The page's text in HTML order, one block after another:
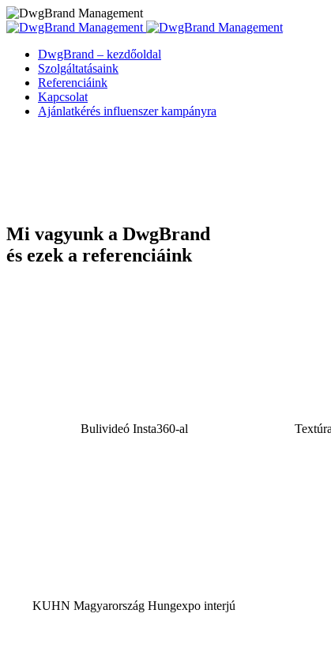
DwgBrand – kezdőoldal
Szolgáltatásaink
Referenciáink
Kapcsolat
Ajánlatkérés influenszer kampányra
Mi vagyunk a DwgBrand
és ezek a referenciáink
Bulivideó Insta360-al
KUHN Magyarország Hungexpo interjú